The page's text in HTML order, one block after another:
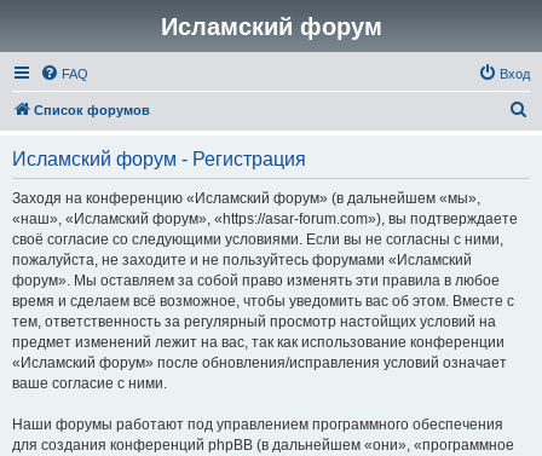
Исламский форум
FAQ Вход
Список форумов
Исламский форум - Регистрация
Заходя на конференцию «Исламский форум» (в дальнейшем «мы»,
«наш», «Исламский форум», «https://asar-forum.com»), вы подтверждаете
своё согласие со следующими условиями. Если вы не согласны с ними,
пожалуйста, не заходите и не пользуйтесь форумами «Исламский
форум». Мы оставляем за собой право изменять эти правила в любое
время и сделаем всё возможное, чтобы уведомить вас об этом. Вместе с
тем, ответственность за регулярный просмотр настойщих условий на
предмет изменений лежит на вас, так как использование конференции
«Исламский форум» после обновления/исправления условий означает
ваше согласие с ними.
Наши форумы работают под управлением программного обеспечения
для создания конференций phpBB (в дальнейшем «они», «программное